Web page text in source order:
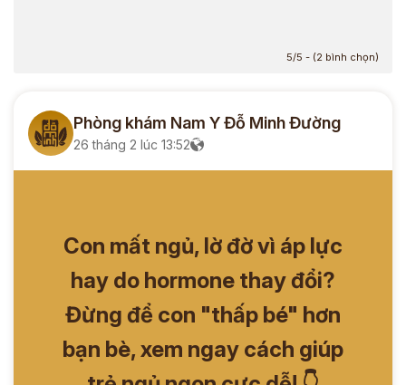
5/5 - (2 bình chọn)
Phòng khám Nam Y Đỗ Minh Đường
26 tháng 2 lúc 13:52
Con mất ngủ, lờ đờ vì áp lực
hay do hormone thay đổi?
Đừng để con "thấp bé" hơn
bạn bè, xem ngay cách giúp